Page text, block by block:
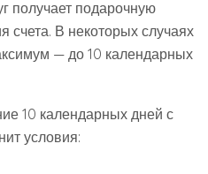
получает подарочную
счета. В некоторых случаях
— до 10 календарных
10 календарных дней с
условия: